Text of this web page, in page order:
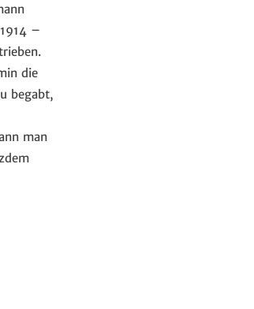
–
die
begabt,
man